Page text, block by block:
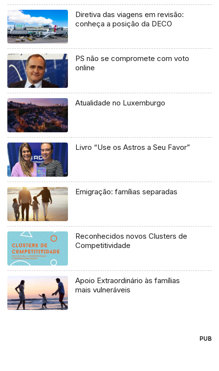
Diretiva das viagens em revisão:
conheça a posição da DECO
PS não se compromete com voto
online
Atualidade no Luxemburgo
Livro “Use os Astros a Seu Favor”
Emigração: famílias separadas
Reconhecidos novos Clusters de
Competitividade
Apoio Extraordinário às famílias
mais vulneráveis
PUB